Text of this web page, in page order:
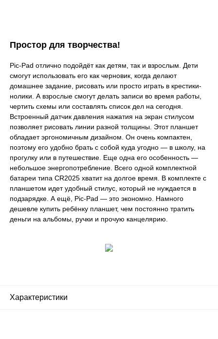
Простор для творчества!
Pic-Pad отлично подойдёт как детям, так и взрослым. Дети
смогут использовать его как черновик, когда делают
домашнее задание, рисовать или просто играть в крестики-
нолики. А взрослые смогут делать записи во время работы,
чертить схемы или составлять список дел на сегодня.
Встроенный датчик давления нажатия на экран стилусом
позволяет рисовать линии разной толщины. Этот планшет
обладает эргономичным дизайном. Он очень компактен,
поэтому его удобно брать с собой куда угодно — в школу, на
прогулку или в путешествие. Еще одна его особенность —
небольшое энергопотребление. Всего одной комплектной
батареи типа CR2025 хватит на долгое время. В комплекте с
планшетом идет удобный стилус, который не нуждается в
подзарядке. А ещё, Pic-Pad — это экономно. Намного
дешевле купить ребёнку планшет, чем постоянно тратить
деньги на альбомы, ручки и прочую канцелярию.
Характеристики